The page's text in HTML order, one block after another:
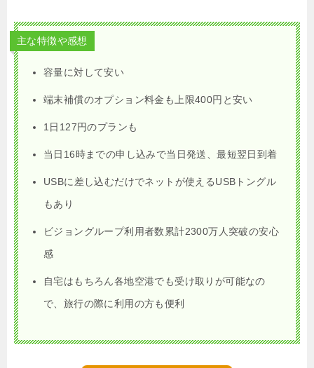
主な特徴や感想
容量に対して安い
端末補償のオプション料金も上限400円と安い
1日127円のプランも
当日16時までの申し込みで当日発送、最短翌日到着
USBに差し込むだけでネットが使えるUSBトングル
もあり
ビジョングループ利用者数累計2300万人突破の安心
感
自宅はもちろん各地空港でも受け取りが可能なの
で、旅行の際に利用の方も便利